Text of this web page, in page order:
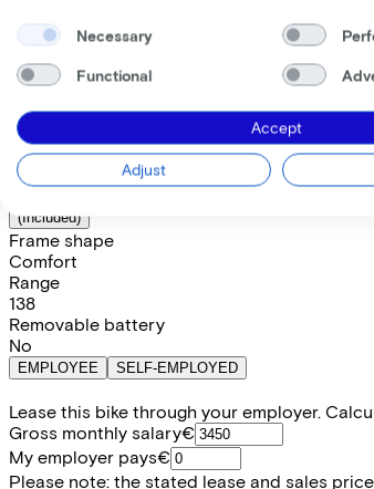
Price €3.199,00
Read more about business leasing.
Frame shape
ComfortTrapezeDiamond
Available colours
Battery options
(Included)
Frame shape
Comfort
Range
138
Removable battery
No
EMPLOYEE SELF-EMPLOYED
Lease this bike through your employer.
Gross monthly salary€
My employer pays€
Please note: the stated lease and sales
Necessary
Functional
Accept
Adjust